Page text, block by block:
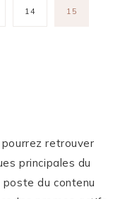
14 15
retrouver
principales du
du contenu